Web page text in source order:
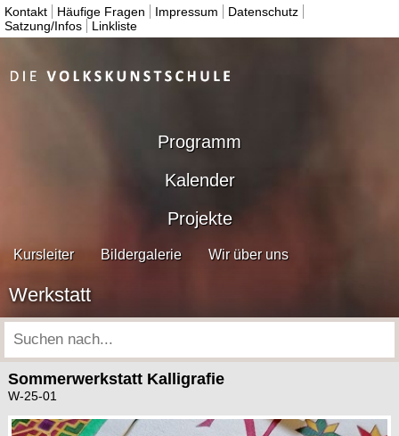
Kontakt Häufige Fragen Impressum
Datenschutz
Satzung/Infos
Linkliste
Programm
Kalender
Projekte
Kursleiter Bildergalerie Wir über uns
Werkstatt
Sommerwerkstatt Kalligrafie
W-25-01